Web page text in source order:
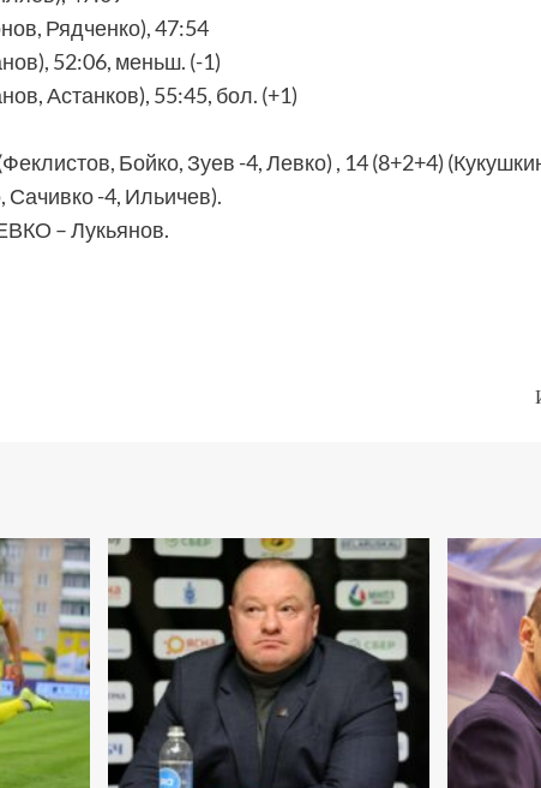
Рядченко), 47:54
52:06, меньш. (-1)
Астанков), 55:45, бол. (+1)
Бойко, Зуев -4, Левко) , 14 (8+2+4)
-4, Ильичев).
– Лукьянов.